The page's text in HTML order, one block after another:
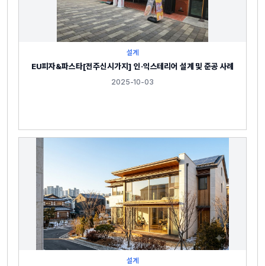
설계
EU피자&파스타[전주신시가지] 인·익스테리어 설계 및 준공 사례
2025-10-03
설계